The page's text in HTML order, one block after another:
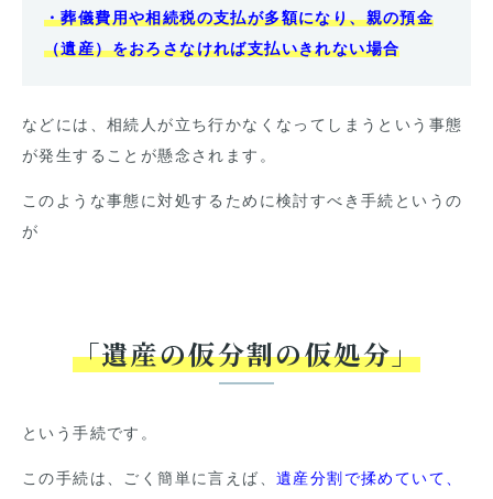
・葬儀費用や相続税の支払が多額になり、親の預金
（遺産）をおろさなければ支払いきれない場合
などには、相続人が立ち行かなくなってしまうという事態
が発生することが懸念されます。
このような事態に対処するために検討すべき手続というの
が
「遺産の仮分割の仮処分」
という手続です。
この手続は、ごく簡単に言えば、 遺産分割で揉めていて、